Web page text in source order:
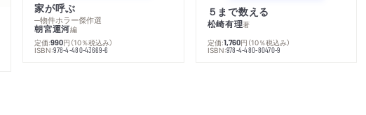
家が呼ぶ
─物件ホラー傑作選
朝宮運河編
定価:990円 （10％税込み）
ISBN:978-4-480-43669-6
５まで数える
松崎有理著
定価:1,760円 （10％税込み）
ISBN:978-4-480-80470-9